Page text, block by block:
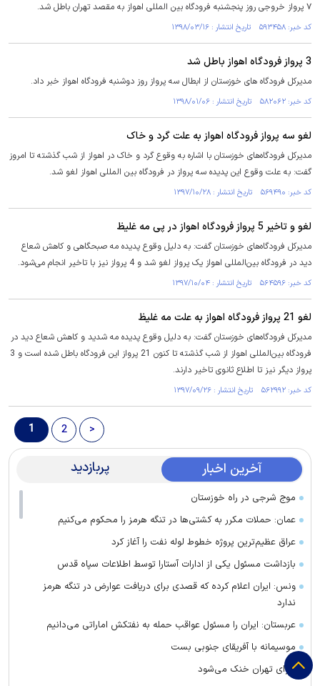
۷ پرواز خروجی روز پنجشنبه فرودگاه بین المللی اهواز به مقصد تهران باطل شد.
کد خبر: ۵۹۳۴۵۸ تاریخ انتشار : ۱۳۹۸/۰۳/۱۶
3 پرواز فرودگاه اهواز باطل شد
مدیرکل فرودگاه های خوزستان از ابطال سه پرواز روز دوشنبه فرودگاه اهواز خبر داد.
کد خبر: ۵۸۲۰۶۲ تاریخ انتشار : ۱۳۹۸/۰۱/۰۶
لغو سه پرواز فرودگاه اهواز به علت گرد و خاک
مدیرکل فرودگاه‌های خوزستان با اشاره به وقوع گرد و خاک در اهواز از شب گذشته تا امروز
گفت: به علت وقوع این پدیده سه پرواز در فرودگاه بین المللی اهواز لغو شد.
کد خبر: ۵۶۹۴۹۰ تاریخ انتشار : ۱۳۹۷/۱۰/۲۸
لغو و تاخیر 5 پرواز فرودگاه اهواز در پی مه غلیظ
مدیرکل فرودگاه‌های خوزستان گفت: به دلیل وقوع پدیده مه صبحگاهی و کاهش شعاع
دید در فرودگاه بین‌المللی اهواز یک پرواز لغو شد و 4 پرواز نیز با تاخیر انجام می‌شود.
کد خبر: ۵۶۴۵۹۶ تاریخ انتشار : ۱۳۹۷/۱۰/۰۴
لغو 21 پرواز فرودگاه اهواز به علت مه غلیظ
مدیرکل فرودگاه‌های خوزستان گفت: به دلیل وقوع پدیده مه شدید و کاهش شعاع دید در
فرودگاه بین‌المللی اهواز از شب گذشته تا کنون 21 پرواز این فرودگاه باطل شده است و 3
پرواز دیگر نیز تا اطلاع ثانوی تاخیر دارند.
کد خبر: ۵۶۲۹۹۲ تاریخ انتشار : ۱۳۹۷/۰۹/۲۶
1 2 >
آخرین اخبار پربازدید
موج شرجی در راه خوزستان
عمان: حملات مکرر به کشتی‌ها در تنگه هرمز را محکوم می‌کنیم
عراق عظیم‌ترین پروژه خطوط لوله نفت را آغاز کرد
بازداشت مسئول یکی از ادارات آستارا توسط اطلاعات سپاه قدس
ونس: ایران اعلام کرده که قصدی برای دریافت عوارض در تنگه هرمز
ندارد
عربستان: ایران را مسئول عواقب حمله به نفتکش اماراتی می‌دانیم
موسیمانه با آفریقای جنوبی بست
هوای تهران خنک می‌شود